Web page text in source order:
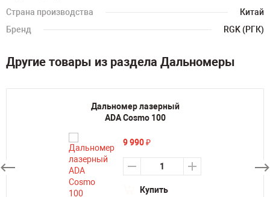
Страна производства
Китай
Бренд
RGK (РГК)
Другие товары из раздела Дальномеры
Дальномер лазерный
ADA Cosmo 100
9 990₽
Купить